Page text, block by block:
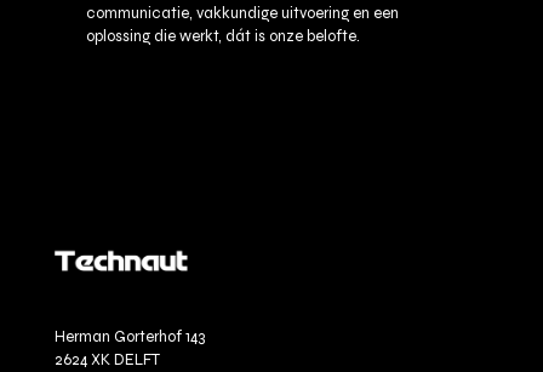
communicatie, vakkundige uitvoering en een
oplossing die werkt, dát is onze belofte.
Herman Gorterhof 143
2624 XK DELFT